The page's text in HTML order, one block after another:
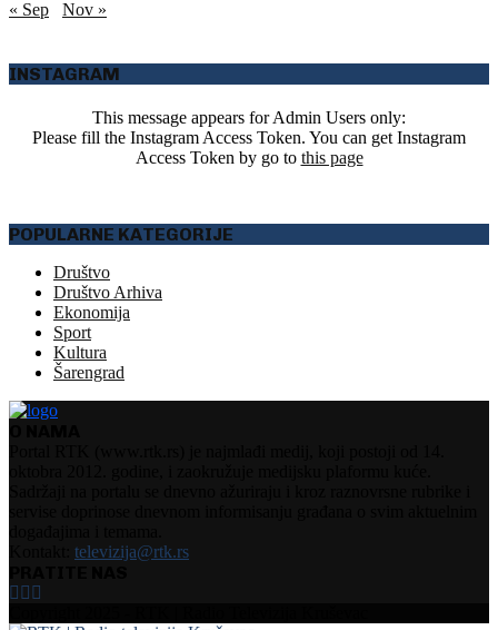
« Sep Nov »
INSTAGRAM
This message appears for Admin Users only:
Please fill the Instagram Access Token. You can get Instagram
Access Token by go to this page
POPULARNE KATEGORIJE
Društvo
Društvo Arhiva
Ekonomija
Sport
Kultura
Šarengrad
televizija@rtk.rs
Facebook
Instagram